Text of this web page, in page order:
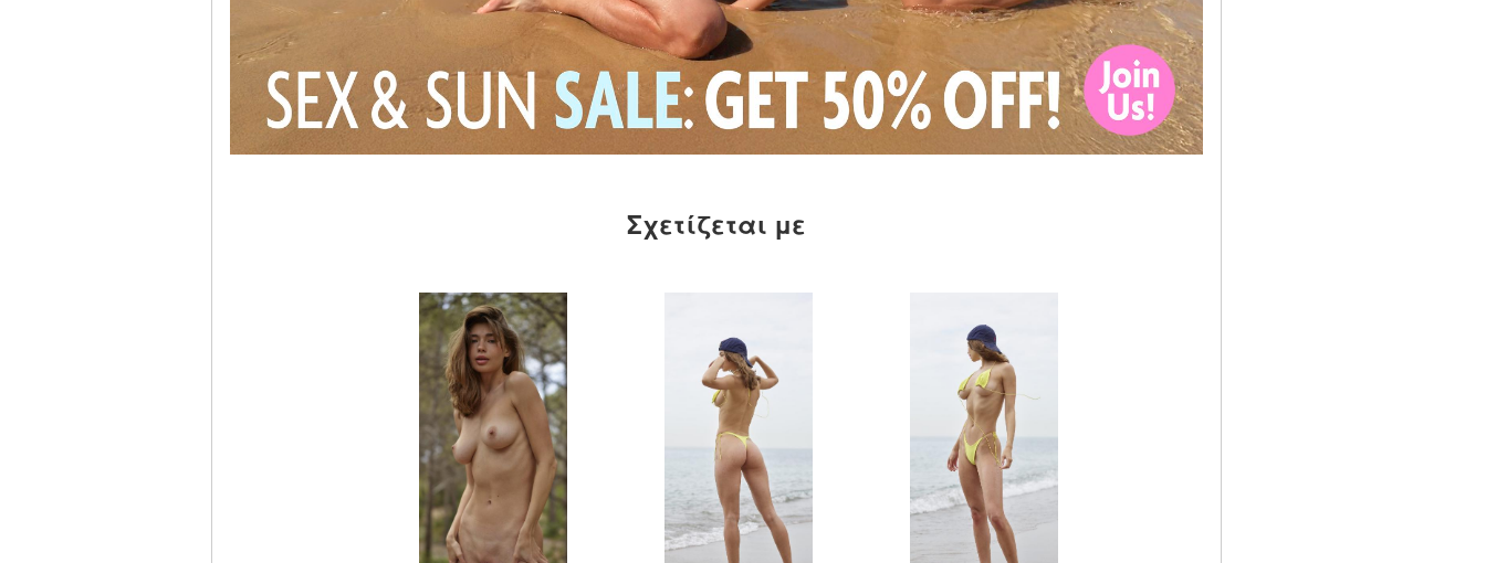
Σχετίζεται με